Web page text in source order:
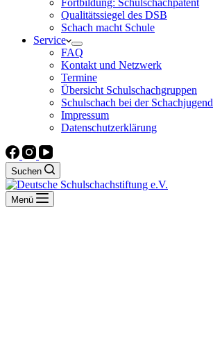
Fortbildung: Schulschachpatent
Qualitätssiegel des DSB
Schach macht Schule
Service
FAQ
Kontakt und Netzwerk
Termine
Übersicht Schulschachgruppen
Schulschach bei der Schachjugend
Impressum
Datenschutzerklärung
Suchen
Menü